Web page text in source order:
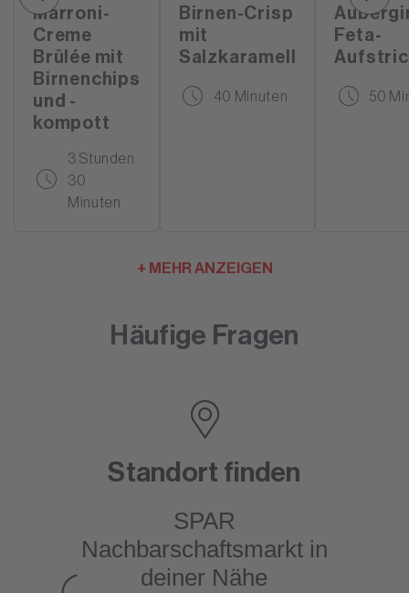
Marroni-
Creme
Brûlée mit
Birnenchips
und -
kompott
3 Stunden
30
Minuten
Birnen-Crisp
mit
Salzkaramell
40 Minuten
Feta-
50
+ MEHR ANZEIGEN
Häufige Fragen
Standort finden
SPAR
Nachbarschaftsmarktin
deiner Nähe